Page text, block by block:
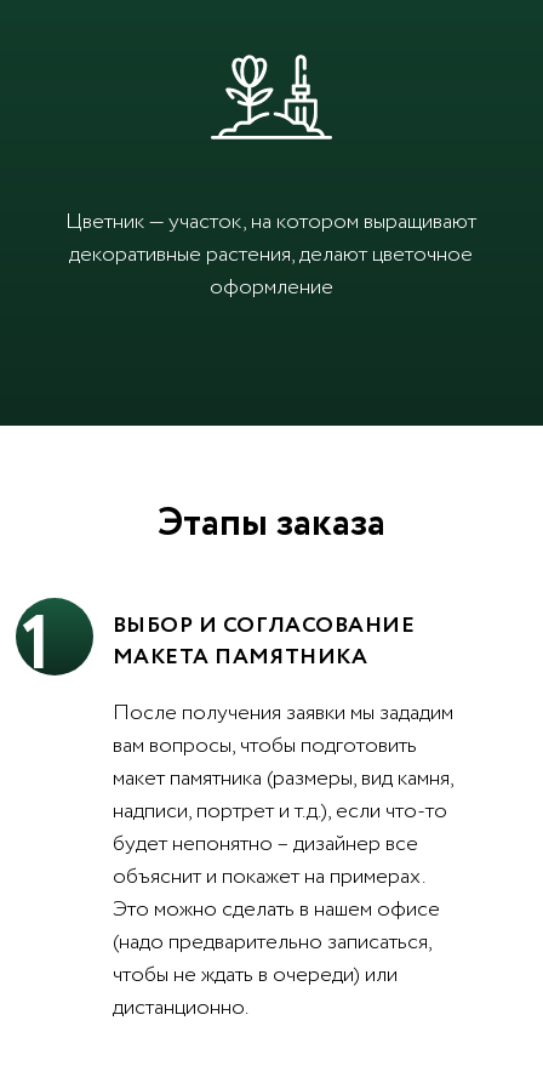
Цветник — участок, на котором выращивают
декоративные растения, делают цветочное
оформление
Этапы заказа
1
ВЫБОР И СОГЛАСОВАНИЕ
МАКЕТА ПАМЯТНИКА
После получения заявки мы зададим
вам вопросы, чтобы подготовить
макет памятника (размеры, вид камня,
надписи, портрет и т.д.), если что-то
будет непонятно – дизайнер все
объяснит и покажет на примерах.
Это можно сделать в нашем офисе
(надо предварительно записаться,
чтобы не ждать в очереди) или
дистанционно.